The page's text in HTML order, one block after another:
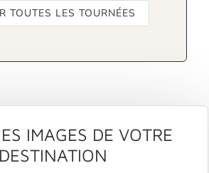
TOUTES LES TOURNÉES
IMAGES DE VOTRE
DESTINATION